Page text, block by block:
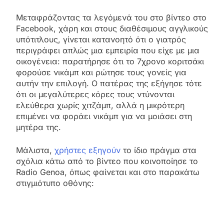
Μεταφράζοντας τα λεγόμενά του στο βίντεο στο
Facebook, χάρη και στους διαθέσιμους αγγλικούς
υπότιτλους, γίνεται κατανοητό ότι ο γιατρός
περιγράφει απλώς μια εμπειρία που είχε με μια
οικογένεια: παρατήρησε ότι το 7χρονο κοριτσάκι
φορούσε νικάμπ και ρώτησε τους γονείς για
αυτήν την επιλογή. Ο πατέρας της εξήγησε τότε
ότι οι μεγαλύτερες κόρες τους ντύνονται
ελεύθερα χωρίς χιτζάμπ, αλλά η μικρότερη
επιμένει να φοράει νικάμπ για να μοιάσει στη
μητέρα της.
Μάλιστα, χρήστες εξηγούν το ίδιο πράγμα στα
σχόλια κάτω από το βίντεο που κοινοποίησε το
Radio Genoa, όπως φαίνεται και στο παρακάτω
στιγμιότυπο οθόνης: